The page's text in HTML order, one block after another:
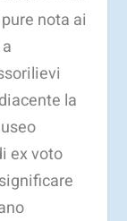
nota ai
la
ex voto